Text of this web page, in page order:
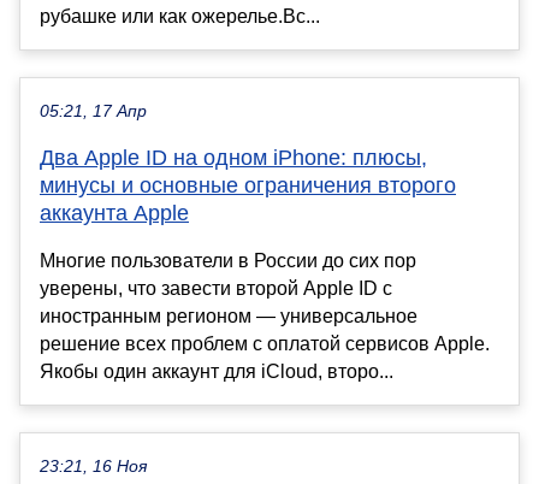
рубашке или как ожерелье.Вс...
05:21, 17 Апр
Два Apple ID на одном iPhone: плюсы,
минусы и основные ограничения второго
аккаунта Apple
Многие пользователи в России до сих пор
уверены, что завести второй Apple ID с
иностранным регионом — универсальное
решение всех проблем с оплатой сервисов Apple.
Якобы один аккаунт для iCloud, второ...
23:21, 16 Ноя